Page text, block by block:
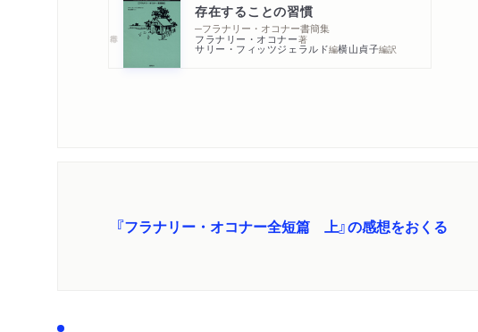
存在することの習慣
─フラナリー・オコナー書簡集
フラナリー・オコナー著
サリー・フィッツジェラルド編横山貞子編訳
『フラナリー・オコナー全短篇 上』の感想をおくる